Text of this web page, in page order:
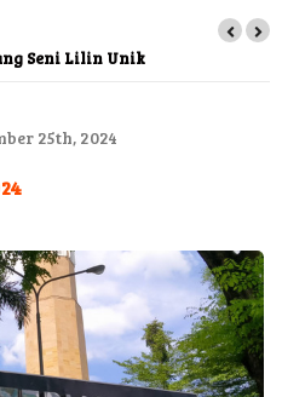
Jepang Seni Lilin Unik